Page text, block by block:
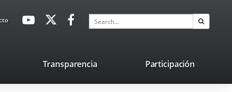
avaHeaderSocial
Link
Link
application.
application.
Search
Transparencia Participación